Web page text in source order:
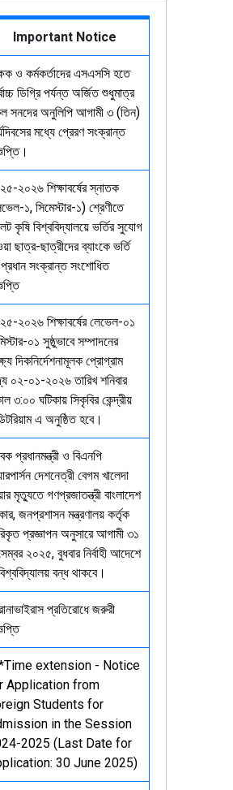
Important Notice
ও কর্মকর্তাদের এসএসসি হতে
ডিগ্রি পর্যন্ত অর্জিত শুধুমাত্র
সনদের অনুলিপি আগামী ৩ (তিন)
মধ্যে প্রেরণ সংক্রান্ত
২০২৬ শিক্ষাবর্ষের স্নাতক
১, সিমেস্টার-১) শ্রেণীতে
কৃষি বিশ্ববিদ্যালয়ে ভর্তির সুযোগ
ছাত্র-ছাত্রীদের ব্যাংকে ভর্তি
সংক্রান্ত সংশোধিত
২০২৬ শিক্ষাবর্ষের লেভেল-০১
০১ সুষ্ঠুভাবে সম্পাদনের
দিকনির্দেশনামূলক প্রোগ্রাম
০২-০১-২০২৬ তারিখ শনিবার
৩:০০ ঘটিকায় সিকৃবির কেন্দ্রীয়
এ অনুষ্ঠিত হবে।
প্রধানমন্ত্রী ও বিএনপি
দেশনেত্রী বেগম খালেদা
মৃত্যুতে গণপ্রজাতন্ত্রী বাংলাদেশ
জনপ্রশাসন মন্ত্রণালয় কর্তৃক
প্রজ্ঞাপন অনুসারে আগামী ৩১
২০২৫, বুধবার নির্বাহী আদেশে
বন্ধ থাকবে।
প্রতিরোধে জরুরী
extension - Notice
Application from
Students for
in the Session
2025 (Last Date for
30 June 2025)